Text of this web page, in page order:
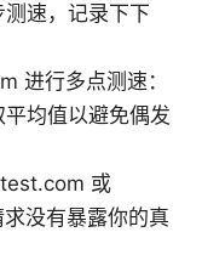
速，记录下下
进行多点测速：
均值以避免偶发
或
没有暴露你的真